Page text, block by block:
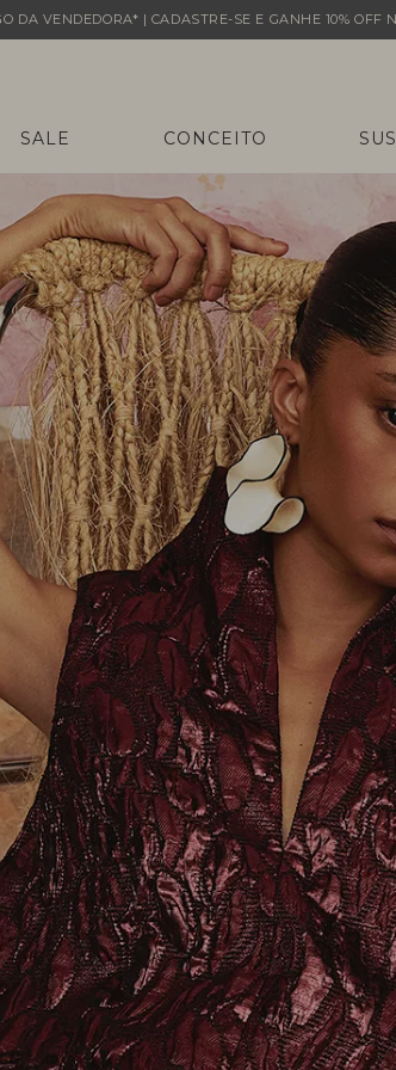
DA VENDEDORA* | CADASTRE-SE E GANHE 10% OFF
SALE CONCEITO